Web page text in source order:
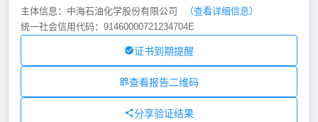
主体信息：中海石油化学股份有限公司
（查看详细信息）
统一社会信用代码：91460000721234704E
证书到期提醒
查看报告二维码
分享验证结果